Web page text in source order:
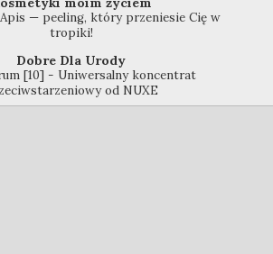
— peeling, który przeniesie Cię w
tropiki!
Dobre Dla Urody
[10] - Uniwersalny koncentrat
od NUXE